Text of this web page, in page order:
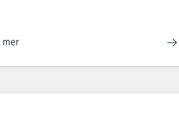
mer